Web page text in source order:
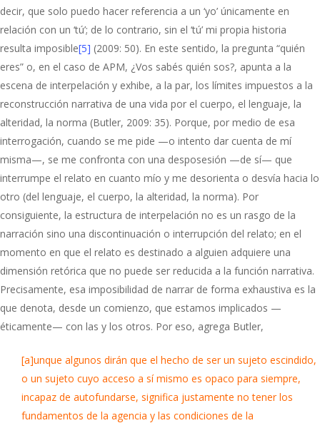
decir, que solo puedo hacer referencia a un ‘yo’ únicamente en
relación con un ‘tú’; de lo contrario, sin el ‘tú’ mi propia historia
resulta imposible[5] (2009: 50). En este sentido, la pregunta “quién
eres” o, en el caso de APM, ¿Vos sabés quién sos?, apunta a la
escena de interpelación y exhibe, a la par, los límites impuestos a la
reconstrucción narrativa de una vida por el cuerpo, el lenguaje, la
alteridad, la norma (Butler, 2009: 35). Porque, por medio de esa
interrogación, cuando se me pide —o intento dar cuenta de mí
misma—, se me confronta con una desposesión —de sí— que
interrumpe el relato en cuanto mío y me desorienta o desvía hacia lo
otro (del lenguaje, el cuerpo, la alteridad, la norma). Por
consiguiente, la estructura de interpelación no es un rasgo de la
narración sino una discontinuación o interrupción del relato; en el
momento en que el relato es destinado a alguien adquiere una
dimensión retórica que no puede ser reducida a la función narrativa.
Precisamente, esa imposibilidad de narrar de forma exhaustiva es la
que denota, desde un comienzo, que estamos implicados —
éticamente— con las y los otros. Por eso, agrega Butler,
[a]unque algunos dirán que el hecho de ser un sujeto escindido,
o un sujeto cuyo acceso a sí mismo es opaco para siempre,
incapaz de autofundarse, significa justamente no tener los
fundamentos de la agencia y las condiciones de la